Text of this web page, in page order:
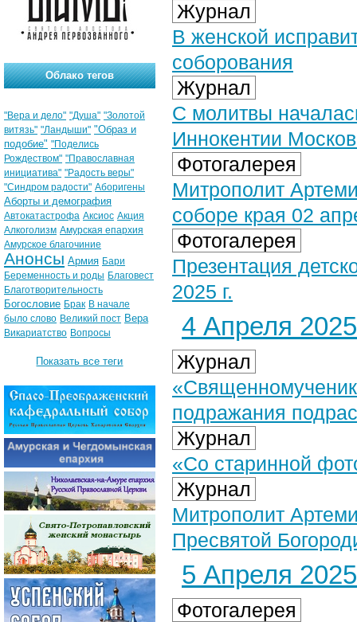
Журнал
В женской
соборования
Журнал
С молитвы
Иннокентии
Фотогалерея
Митрополит
соборе края 02
Фотогалерея
Презентация
2025 г.
4 Апреля 2025
Журнал
подражания
Журнал
«Со старинной
Журнал
Митрополит
Пресвятой
5 Апреля 2025
Фотогалерея
Облако тегов
"Вера и дело" "Душа" "Золотой
витязь" "Ландыши" "Образ и
подобие" "Поделись
Рождеством" "Православная
инициатива" "Радость веры"
"Синдром радости" Аборигены
Аборты и демография
Автокатастрофа Аксиос Акция
Алкоголизм Амурская епархия
Амурское благочиние
Анонсы Армия Бари
Беременность и роды Благовест
Благотворительность
Богословие Брак В начале
было слово Великий пост Вера
Викариатство Вопросы
Показать все теги